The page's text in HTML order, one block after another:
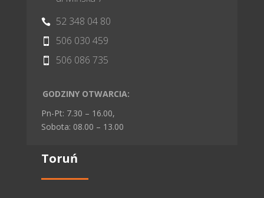
 52 348 04 80
 506 030 459
 506 086 735
GODZINY OTWARCIA:
Pn-Pt: 7.30 – 16.00,
Sobota: 08.00 – 13.00
Toruń